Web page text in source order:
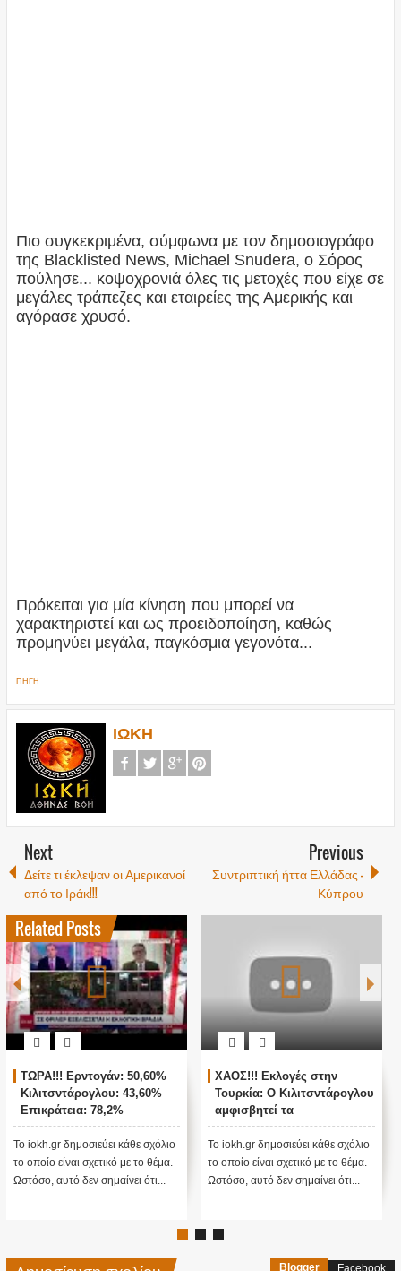
Πιο συγκεκριμένα, σύμφωνα με τον δημοσιογράφο
της Blacklisted News, Michael Snudera, ο Σόρος
πούλησε... κοψοχρονιά όλες τις μετοχές που είχε σε
μεγάλες τράπεζες και εταιρείες της Αμερικής και
αγόρασε χρυσό.
Πρόκειται για μία κίνηση που μπορεί να
χαρακτηριστεί και ως προειδοποίηση, καθώς
προμηνύει μεγάλα, παγκόσμια γεγονότα...
ΠΗΓΗ
ΙΩΚΗ
Next
Δείτε τι έκλεψαν οι Αμερικανοί
από το Ιράκ!!!
Previous
Συντριπτική ήττα Ελλάδας -
Κύπρου
Related Posts
ΤΩΡΑ!!! Ερντογάν: 50,60%
Κιλιτσντάρογλου: 43,60%
Επικράτεια: 78,2%
Το iokh.gr δημοσιεύει κάθε σχόλιο
το οποίο είναι σχετικό με το θέμα.
Ωστόσο, αυτό δεν σημαίνει ότι...
ΧΑΟΣ!!! Εκλογές στην
Τουρκία: Ο Κιλιτσντάρογλου
αμφισβητεί τα
αποτελέσματα θα γίνουν
ενστάσεις...
Το iokh.gr δημοσιεύει κάθε σχόλιο
το οποίο είναι σχετικό με το θέμα.
Ωστόσο, αυτό δεν σημαίνει ότι...
Blogger Facebook